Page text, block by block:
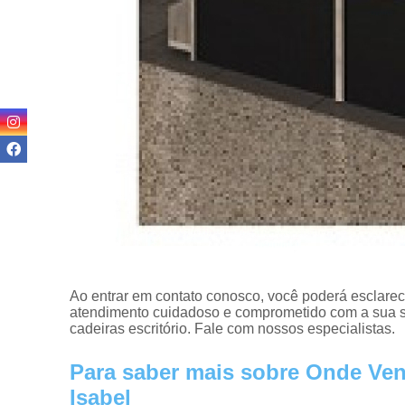
Ao entrar em contato conosco, você poderá
atendimento cuidadoso e comprometido com a
cadeiras escritório. Fale com nossos especialistas.
Para saber mais sobre Onde
Isabel